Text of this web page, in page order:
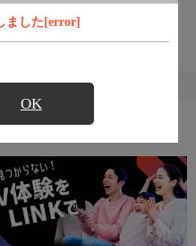
ました[error]
OK